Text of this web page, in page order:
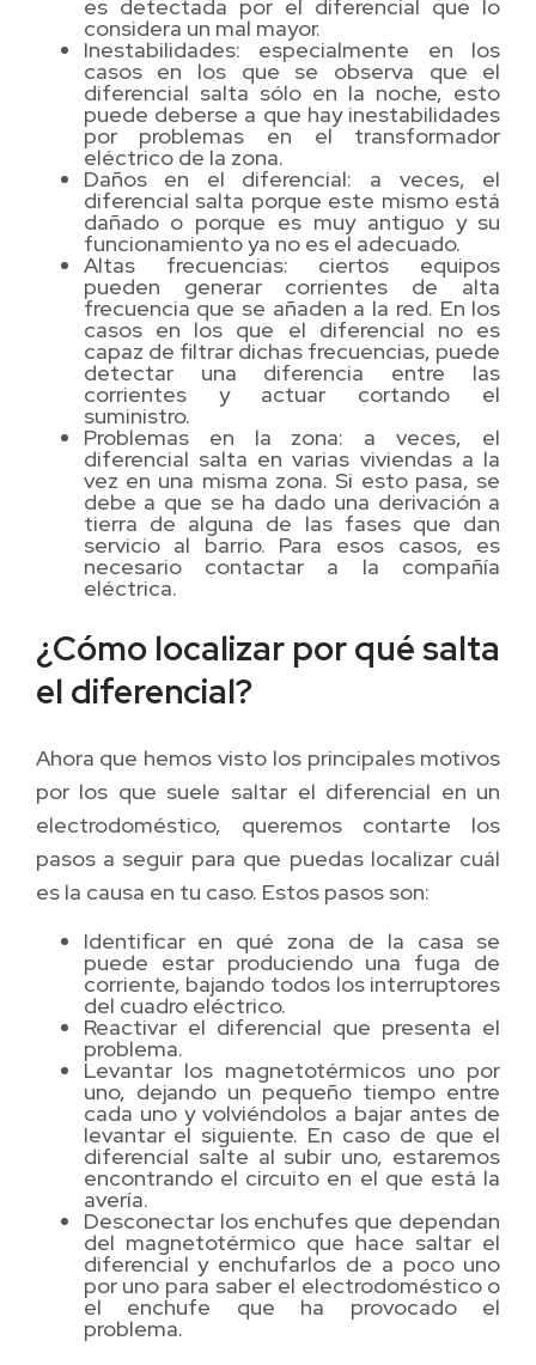
es detectada por el diferencial que lo
considera un mal mayor.
Inestabilidades: especialmente en los
casos en los que se observa que el
diferencial salta sólo en la noche, esto
puede deberse a que hay inestabilidades
por problemas en el transformador
eléctrico de la zona.
Daños en el diferencial: a veces, el
diferencial salta porque este mismo está
dañado o porque es muy antiguo y su
funcionamiento ya no es el adecuado.
Altas frecuencias: ciertos equipos
pueden generar corrientes de alta
frecuencia que se añaden a la red. En los
casos en los que el diferencial no es
capaz de filtrar dichas frecuencias, puede
detectar una diferencia entre las
corrientes y actuar cortando el
suministro.
Problemas en la zona: a veces, el
diferencial salta en varias viviendas a la
vez en una misma zona. Si esto pasa, se
debe a que se ha dado una derivación a
tierra de alguna de las fases que dan
servicio al barrio. Para esos casos, es
necesario contactar a la compañía
eléctrica.
¿Cómo localizar por qué salta
el diferencial?
Ahora que hemos visto los principales motivos
por los que suele saltar el diferencial en un
electrodoméstico, queremos contarte los
pasos a seguir para que puedas localizar cuál
es la causa en tu caso. Estos pasos son:
Identificar en qué zona de la casa se
puede estar produciendo una fuga de
corriente, bajando todos los interruptores
del cuadro eléctrico.
Reactivar el diferencial que presenta el
problema.
Levantar los magnetotérmicos uno por
uno, dejando un pequeño tiempo entre
cada uno y volviéndolos a bajar antes de
levantar el siguiente. En caso de que el
diferencial salte al subir uno, estaremos
encontrando el circuito en el que está la
avería.
Desconectar los enchufes que dependan
del magnetotérmico que hace saltar el
diferencial y enchufarlos de a poco uno
por uno para saber el electrodoméstico o
el enchufe que ha provocado el
problema.